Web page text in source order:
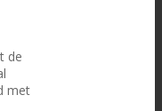
de
met